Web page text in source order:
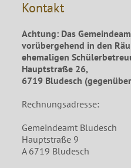
Kontakt
Achtung: Das
vorübergehend in den
ehemaligen
Hauptstraße 26,
6719 Bludesch
Rechnungsadresse:
Gemeindeamt Bludesch
Hauptstraße 9
A 6719 Bludesch